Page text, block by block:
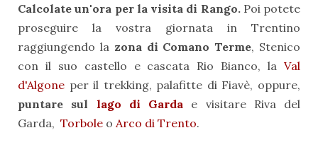
Calcolate un'ora per la visita di Rango.Poi potete
proseguire la vostra giornata in Trentino
raggiungendo la zona di Comano Terme, Stenico
con il suo castello e cascata Rio Bianco, la Val
d'Algone per il trekking, palafitte di Fiavè, oppure,
puntare sul lago di Garda
e visitare Riva del
Garda, Torbole o Arco di Trento.